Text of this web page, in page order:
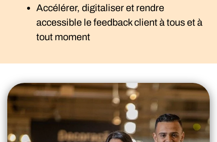
Accélérer, digitaliser et rendre
accessible le feedback client à tous et à
tout moment